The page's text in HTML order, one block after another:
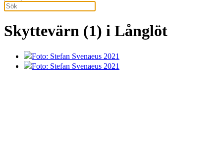
Skyttevärn (1) i Långlöt
Foto: Stefan Svenaeus 2021
Foto: Stefan Svenaeus 2021